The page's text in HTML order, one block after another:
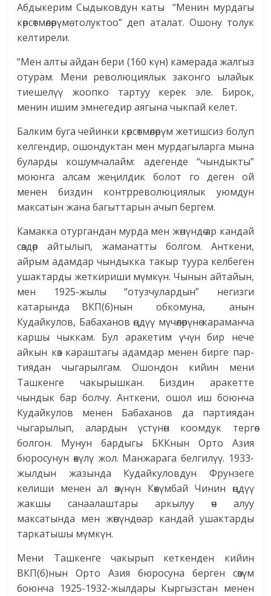
Абдыкерим Сыдыковдун каты “Менин мурдагы
көрсөтмөлөрүмө толуктоо” деп аталат. Ошону толук
келтирели.
“Мен алты айдан бери (160 күн) камерада жалгыз
отурам. Мени революциялык законго ылайык
тиешелүү жоопко тартуу керек эле. Бирок,
менин ишим эмнегедир аягына чыкпай келет.
Балким буга чейинки көрсөтмөлөрүм жетишсиз болуп
келгендир, ошондуктан мен мурдагыларга мына
буларды кошумчалайм: адегенде “чындыкты”
моюнга алсам жеңилдик болот го деген ой
менен биздин контрреволюциялык уюмдун
максатын жана багыттарын ачып бергем.
Камакка отургандан мурда мен жөнүндө ар кандай
сөздөр айтылып, жаманатты болгом. Анткени,
айрым адамдар чындыкка такыр туура келбеген
ушактарды жеткириши мүмкүн. Чынын айтайын,
мен 1925-жылы “отузчулардын” негизги
катарында ВКП(б)нын обкомуна, анын
Кудайкулов, Бабаханов өңдүү мүчө­лөрүнө караманча
каршы чыккам. Бул аракетим үчүн бир нече
айкын көз караштагы адамдар менен бирге пар-
тиядан чыгарылгам. Ошондон кийин мени
Ташкенге чакырышкан. Биздин аракетте
чындык бар болчу. Анткени, ошол иш боюнча
Кудайкулов менен Бабаханов да партиядан
чыгарылып, алардын үстүнөн коомдук тергөө
болгон. Мунун бардыгы БККнын Орто Азия
бюросунун өкүлү жол. Манжарага белгилүү. 1933-
жылдын жазында Кудайкуловдун Фрунзеге
келиши менен ал өзүнүн Көкүмбай Чинин өңдүү
жакшы санаалаштары аркылуу өч алуу
максатында мен жөнүндө ар кандай ушактарды
таркатышы мүмкүн.
Мени Ташкенге чакырып кеткенден кийин
ВКП(б)нын Орто Азия бюросуна берген сөзүм
боюнча 1925-1932-жылдары Кыргызстан менен